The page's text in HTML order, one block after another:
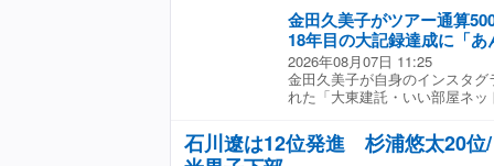
をする際には番手選びの工夫
がらないことがあります。普
転がしている方は50度とかピ
の立ったものを使用すると普
に転がります」と夏場用のク
る。 また、ラフが元気になる
ョットが重要になる。「夏場
の差です。『なんとなくフェ
圧縮しながら当てる方が、は
も同じです。久常プロのスイ
ットフェースの選手がほとん
す。圧縮しながらダウンスイ
フェースを閉じる方向へ動き
フェースだと、インパクトで
トップでもスクエアからやや
ンドになっています。だから
か。ゆったり、まったりと快
人気だった。かといってサル
いう時代で、「ゴルフバッグ
い」とまで言われたほど。ク
っても切れない関係だったの
年?】大ヒットしすぎて“シー
て登場。同社のフラッグシッ
たが、こちらは運転手付きの
出を懸けて当落線上にいる、
目が集まっている。現在フェ
122位のボウ・ホスラー（米国
ながらも単独トップに立った
る松山英樹のフォロースルー
ト・クラシック」ではデトロ
のバーディ（1ボギー）で「28
「62」をたたき出したサヒス
金田久美子がツアー通算
18年目の大記録達成に「
2026年08月07日 11:25
金田久美子が自身のインスタ
れた「大東建託・いい部屋ネ
りーばぼーです」と自らも驚
【写真】まさに「メモリアル
石川遼は12位発進 杉浦悠太20位/